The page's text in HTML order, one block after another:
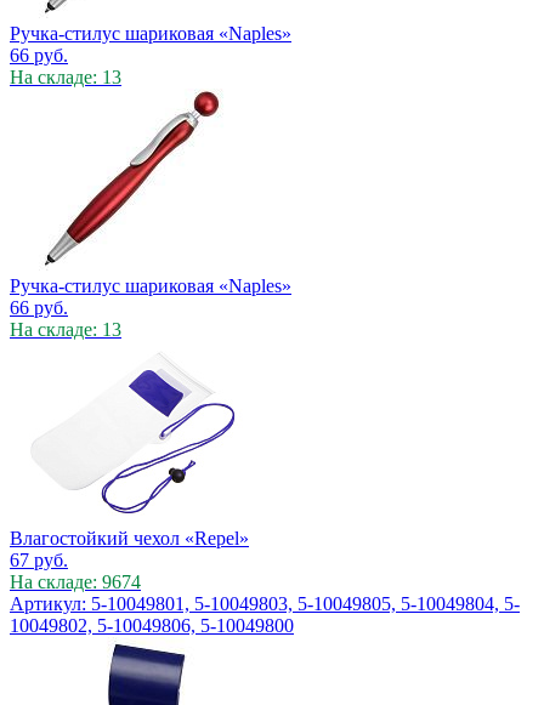
Ручка-стилус шариковая «Naples»
66 руб.
На складе: 13
Ручка-стилус шариковая «Naples»
66 руб.
На складе: 13
Влагостойкий чехол «Repel»
67 руб.
На складе: 9674
Артикул: 5-10049801, 5-10049803, 5-10049805, 5-10049804, 5-
10049802, 5-10049806, 5-10049800